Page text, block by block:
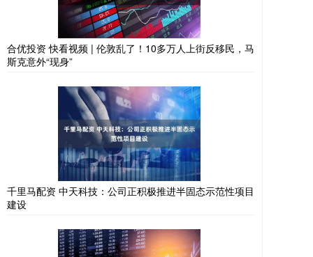
合优投资 快看视频 | 伦敦乱了！10多万人上街反移民，马
斯克意外“现身”
千里马配资 中天科技：公司正积极推进半固态示范性项目
建设